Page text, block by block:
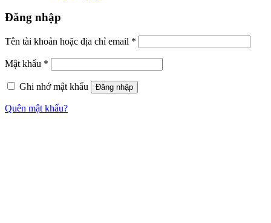
Đăng nhập
Tên tài khoản hoặc địa chỉ email *
Mật khẩu *
Ghi nhớ mật khẩu Đăng nhập
Quên mật khẩu?